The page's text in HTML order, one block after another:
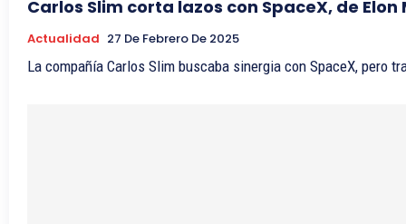
Carlos Slim corta lazos con SpaceX, de Elon
Actualidad 27 De Febrero De 2025
La compañía Carlos Slim buscaba sinergia con SpaceX, pero